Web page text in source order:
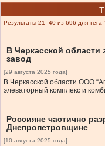
Результаты 21–40 из 696 для тега
В Черкасской
завод
[29 августа 2025 года]
В Черкасской области ООО
элеваторный комплекс и
Россияне частично
Днепропетровщине
[10 августа 2025 года]